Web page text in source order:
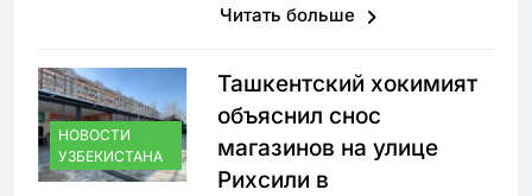
Читать больше
НОВОСТИ
УЗБЕКИСТАНА
Ташкентский хокимият
объяснил снос
магазинов на улице
Рихсили в